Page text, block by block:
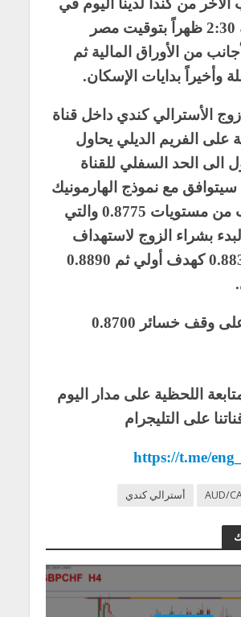
من كندا لدينا اليوم في
تمام الساعة 2:30 ظهراً بتوقيت مصر
من الأوراق المالية ثم
وأخيراً بدايات الإسكان.
الأسترالي كندي داخل قناة
على الفريم الديلي يحاول
الى الحد السفلي للقناة
سيتوافق مع نموذج الهارمونيك
BAT بالقرب من مستويات 0.8775 والتي
بشراء الزوج لاستهداف
مستويات 0.8830 كهدف أولي ثم 0.8890
وقف خسائر 0.8700
اللحظية على مدار اليوم
على التليجرام
https://t.me/
AUD/ أسترالي كندي